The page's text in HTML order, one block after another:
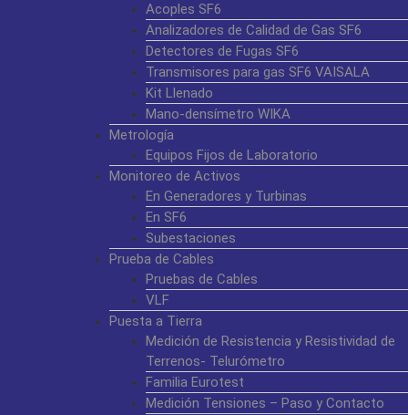
Acoples SF6
Analizadores de Calidad de Gas SF6
Detectores de Fugas SF6
Transmisores para gas SF6 VAISALA
Kit Llenado
Mano-densímetro WIKA
Metrología
Equipos Fijos de Laboratorio
Monitoreo de Activos
En Generadores y Turbinas
En SF6
Subestaciones
Prueba de Cables
Pruebas de Cables
VLF
Puesta a Tierra
Medición de Resistencia y Resistividad de
Terrenos- Telurómetro
Familia Eurotest
Medición Tensiones – Paso y Contacto